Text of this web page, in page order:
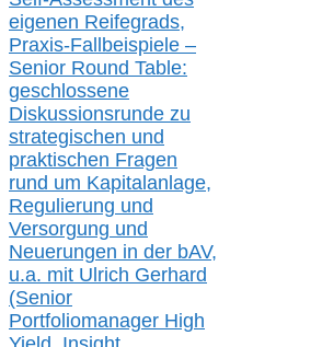
eigenen Reifegrads,
Praxis-Fallbeispiele –
Senior Round Table:
geschlossene
Diskussionsrunde zu
strategischen und
praktischen Fragen
rund um Kapitalanlage,
Regulierung und
Versorgung und
Neuerungen in der bAV,
u.a. mit Ulrich Gerhard
(Senior
Portfoliomanager High